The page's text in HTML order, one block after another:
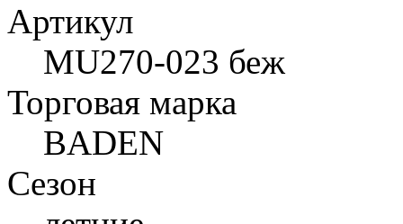
Артикул
MU270-023 беж
Торговая марка
BADEN
Сезон